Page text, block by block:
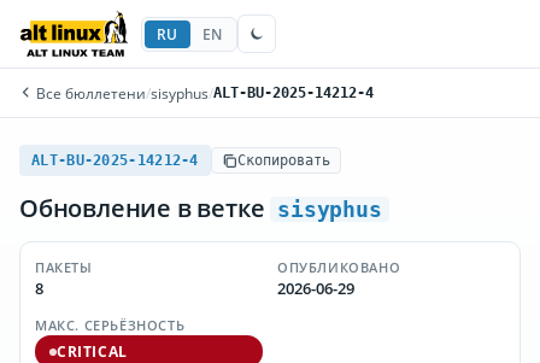
RU EN
Все бюллетени/sisyphus/ALT-BU-2025-14212-4
ALT-BU-2025-14212-4 Скопировать
Обновление в ветке sisyphus
ПАКЕТЫ
8
ОПУБЛИКОВАНО
2026-06-29
МАКС. СЕРЬЁЗНОСТЬ
CRITICAL